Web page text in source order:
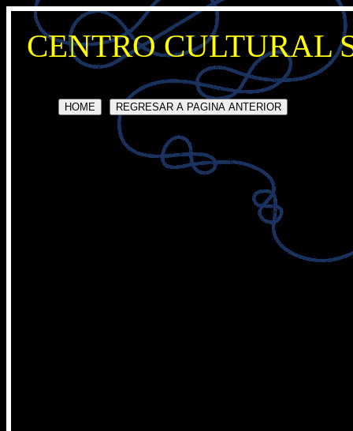
CENTRO CULTURAL
HOME REGRESAR A PAGINA ANTERIOR